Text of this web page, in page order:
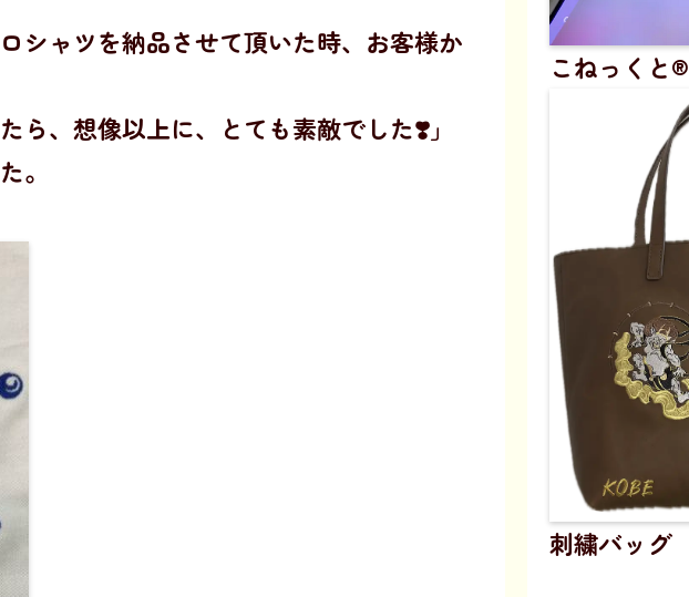
シャツを納品させて頂いた時、お客様か
ら、想像以上に、とても素敵でした❣️」
。
こねっくと®
刺繍バッグ